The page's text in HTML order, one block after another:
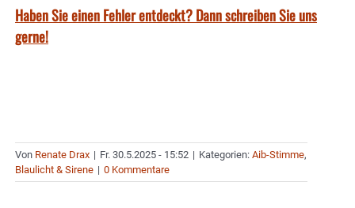
Haben Sie einen Fehler entdeckt? Dann schreiben Sie uns
gerne!
Von Renate Drax | Fr. 30.5.2025 - 15:52 | Kategorien: Aib-Stimme,
Blaulicht & Sirene | 0 Kommentare